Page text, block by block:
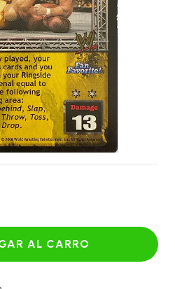
AL CARRO